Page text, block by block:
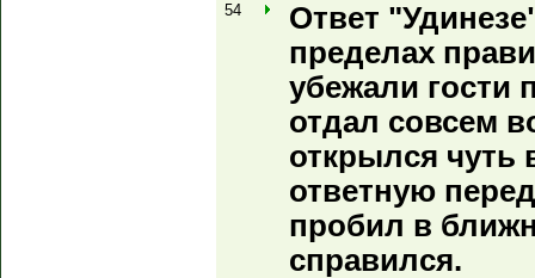
54
Ответ
пределах
убежали гости
отдал совсем
открылся чуть
ответную
пробил в
справился.